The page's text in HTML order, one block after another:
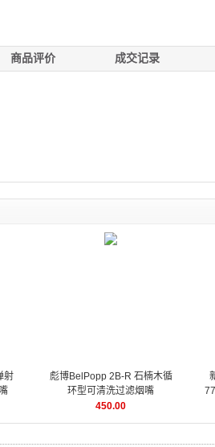
商品评价 成交记录
射
彪博BelPopp 2B-R 石楠木循
环型可清洗过滤烟嘴
450.00